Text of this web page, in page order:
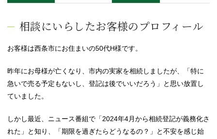
相談にいらしたお客様のプロフィール
お客様は西条市にお住まいの50代H様です。
昨年にお母様が亡くなり、市内の実家を相続しましたが、「特に
急いで売る予定もないし、登記は後でいいだろう」と思い放置し
ていました。
しかし最近、ニュース番組で「2024年4月から相続登記が義務化さ
れた」と知り、「期限を過ぎたらどうなるの？」と不安を感じ始